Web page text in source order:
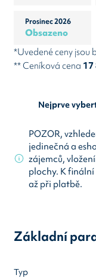
Prosinec 2026
Obsazeno
*Uvedené ceny jsou
** Ceníková cena 17
Nejprve
POZOR,
jedinečná a
zájemců,
plochy. K
až při platbě.
Základní
Typ